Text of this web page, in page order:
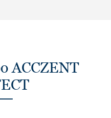
ACCZENT